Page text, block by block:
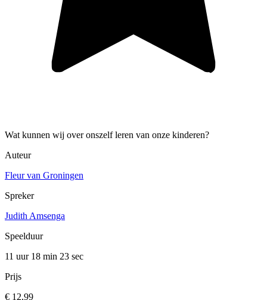
Wat kunnen wij over onszelf leren van onze kinderen?
Auteur
Fleur van Groningen
Spreker
Judith Amsenga
Speelduur
11 uur 18 min 23 sec
Prijs
€ 12,99